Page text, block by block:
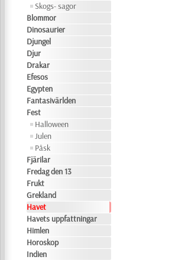
Skogs- sagor
Blommor
Dinosaurier
Djungel
Djur
Drakar
Efesos
Egypten
Fantasivärlden
Fest
Halloween
Julen
Påsk
Fjärilar
Fredag den 13
Frukt
Grekland
Havet
Havets uppfattningar
Himlen
Horoskop
Indien